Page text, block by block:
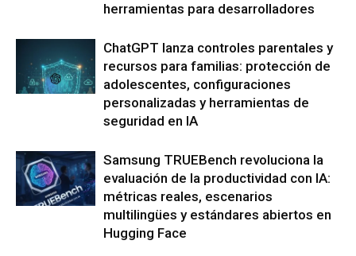
herramientas para desarrolladores
ChatGPT lanza controles parentales y
recursos para familias: protección de
adolescentes, configuraciones
personalizadas y herramientas de
seguridad en IA
Samsung TRUEBench revoluciona la
evaluación de la productividad con IA:
métricas reales, escenarios
multilingües y estándares abiertos en
Hugging Face